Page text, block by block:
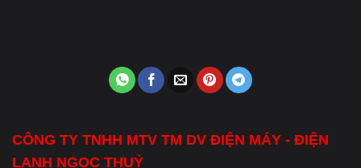
CÔNG TY TNHH MTV TM DV ĐIỆN MÁY - ĐIỆN
LẠNH NGỌC THUỶ